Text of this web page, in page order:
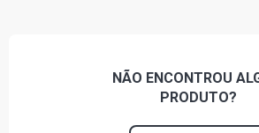
NÃO ENCONTROU
PRODUTO?